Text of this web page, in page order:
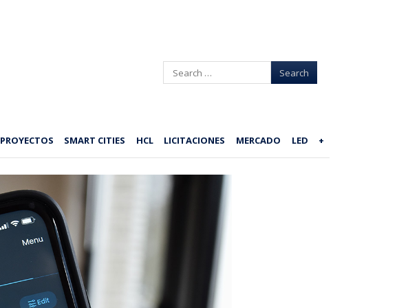
Search
PROYECTOS SMART CITIES HCL LICITACIONES MERCADO LED +